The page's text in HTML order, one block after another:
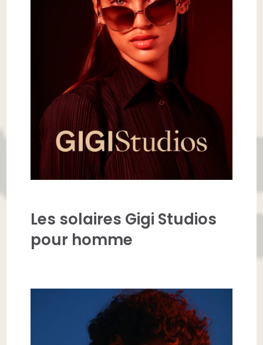
Les solaires Gigi Studios
pour homme